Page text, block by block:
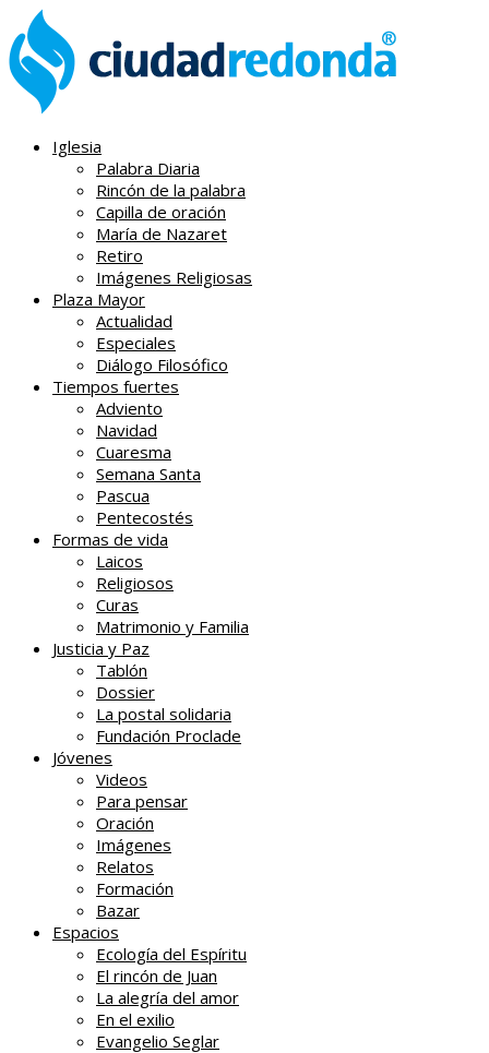
Iglesia
Palabra Diaria
Rincón de la palabra
Capilla de oración
María de Nazaret
Retiro
Imágenes Religiosas
Plaza Mayor
Actualidad
Especiales
Diálogo Filosófico
Tiempos fuertes
Adviento
Navidad
Cuaresma
Semana Santa
Pascua
Pentecostés
Formas de vida
Laicos
Religiosos
Curas
Matrimonio y Familia
Justicia y Paz
Tablón
Dossier
La postal solidaria
Fundación Proclade
Jóvenes
Videos
Para pensar
Oración
Imágenes
Relatos
Formación
Bazar
Espacios
Ecología del Espíritu
El rincón de Juan
La alegría del amor
En el exilio
Evangelio Seglar